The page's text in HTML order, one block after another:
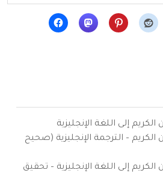
إلى اللغة الإنجليزية
الكريم – الترجمة الإنجليزية (صحيح
إلى اللغة الإنجليزية – تحقيق